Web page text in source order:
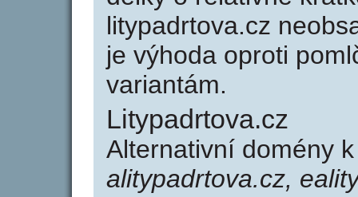
litypadrtova.cz
je výhoda oproti
variantám.
Litypadrtova.cz
Alternativní domény
alitypadrtova.cz,